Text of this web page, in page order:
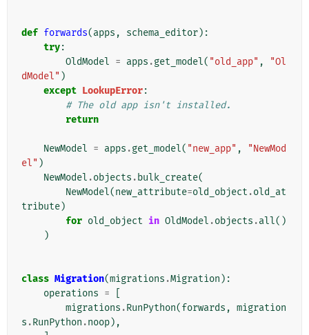
def forwards(apps , schema_editor):
try:
OldModel = apps .get_model( "old_app" ,
"Ol
dModel" )
except LookupError:
# The old app isn't installed.
return
NewModel = apps .get_model( "new_app" ,
"NewMod
el" )
NewModel .objects . bulk_create(
NewModel(new_attribute=old_object .old_at
tribute)
for old_object in OldModel .objects .all()
)
class Migration(migrations .Migration ):
operations =
migrations .RunPython(forwards , migration
s .RunPython .noop),